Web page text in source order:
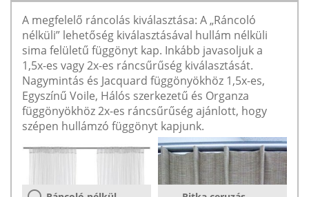
A megfelelő ráncolás kiválasztása: A „Ráncoló
nélküli” lehetőség kiválasztásával hullám nélküli
sima felületű függönyt kap. Inkább javasoljuk a
1,5x-es vagy 2x-es ráncsűrűség kiválasztását.
Nagymintás és Jacquard függönyökhöz 1,5x-es,
Egyszínű Voile, Hálós szerkezetű és Organza
függönyökhöz 2x-es ráncsűrűség ajánlott, hogy
szépen hullámzó függönyt kapjunk.